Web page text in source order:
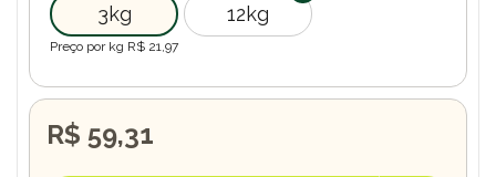
3kg 12kg
Preço por kg R$ 21,97
R$ 59,31